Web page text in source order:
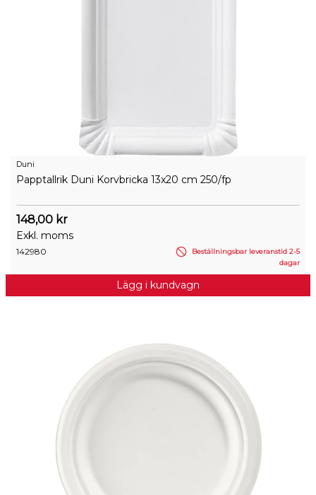
Duni
Papptallrik Duni Korvbricka 13x20 cm 250/fp
148,00 kr
Exkl. moms
142980
Beställningsbar leveranstid 2-5
dagar
Lägg i kundvagn